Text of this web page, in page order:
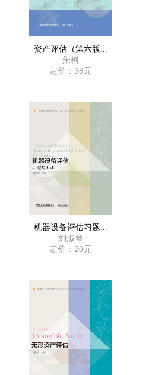
资产评估（第六版...
朱柯
定价：38元
机器设备评估习题...
刘淑琴
定价：20元